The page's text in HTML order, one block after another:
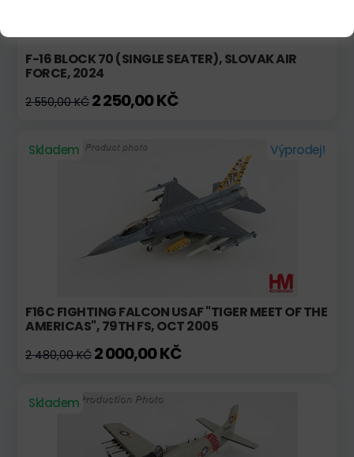
F-16 BLOCK 70 (SINGLE SEATER), SLOVAK AIR
FORCE, 2024
2 550,00 KČ 2 250,00 KČ
Skladem Výprodej!
F16C FIGHTING FALCON USAF "TIGER MEET OF THE
AMERICAS", 79TH FS, OCT 2005
2 480,00 KČ 2 000,00 KČ
Skladem